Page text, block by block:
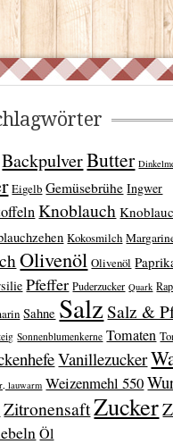
BackpulverButter
Eigelb Gemüsebrühe Ingwer
Knoblauch
Kokosmilch
Olivenöl Olivenöl
Pfeffer Puderzucker Quark
Sahne SalzSalz &
Sonnenblumenkerne Tomaten
Vanillezucker
lauwarm Weizenmehl 550
ZitronensaftZucker
Öl